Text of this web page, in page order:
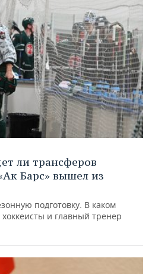
ли трансферов
Барс» вышел из
подготовку. В каком
и главный тренер